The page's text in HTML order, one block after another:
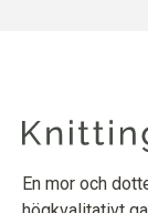
En mor och